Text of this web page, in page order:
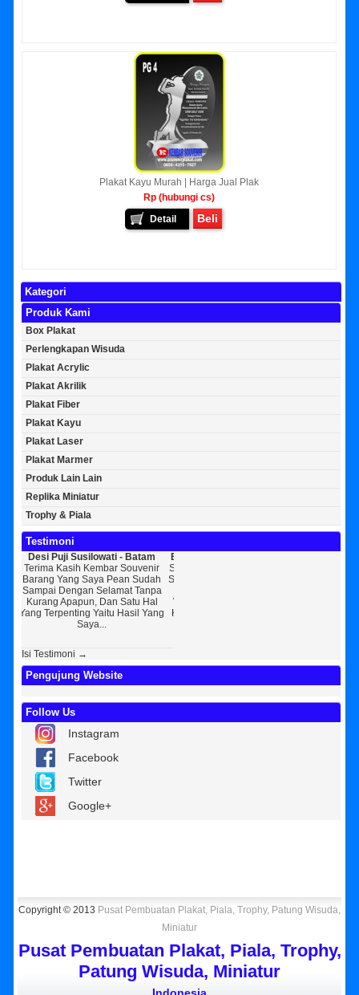
Plakat Kayu Murah | Harga Jual Plak
Rp (hubungi cs)
Detail
Beli
Kategori
Produk Kami
Box Plakat
Perlengkapan Wisuda
Plakat Acrylic
Plakat Akrilik
Plakat Fiber
Plakat Kayu
Plakat Laser
Plakat Marmer
Produk Lain Lain
Replika Miniatur
Trophy & Piala
Testimoni
- Batam
Souvenir
Sudah
Tanpa
Satu Hal
Hasil Yang
Bayu Kurniawan - Jakarta Pusat
Sedikit Membagikan Kisah Sukses
Saya, Perkenalkan Pak Saya Bayu
Kurniawan Reseller Patung
Wisuda Dan Souvenir Wisuda Di
Kembar Souvenir, Sebetulnya S...
Isi Testimoni →
Pengujung Website
Follow Us
Instagram
Facebook
Twitter
Google+
Copyright © 2013 Pusat Pembuatan Plakat, Piala, Trophy, Patung Wisuda,
Miniatur
Pusat Pembuatan Plakat, Piala, Trophy,
Patung Wisuda, Miniatur